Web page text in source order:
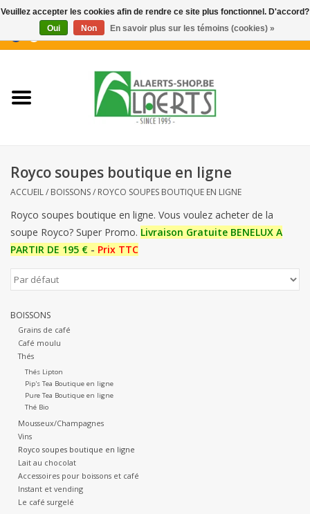
0 Articles - €0,00
Nouveautés
Biscuits pour le café
Confiserie
Botanicals
Bonbons pour la bonbonnière
Produits d'hygiène
Cadeaux d'entreprise
Royco soupes boutique en ligne
ACCUEIL/ BOISSONS/ ROYCO SOUPES BOUTIQUE EN LIGNE
Royco soupes boutique en ligne. Vous voulez acheter de la
soupe Royco? Super Promo. Livraison Gratuite BENELUX A
PARTIR DE 195 € - Prix TTC
BOISSONS
Grains de café
Café moulu
Thés
Thés Lipton
Pip's Tea Boutique en ligne
Pure Tea Boutique en ligne
Thé Bio
Mousseux/Champagnes
Vins
Royco soupes boutique en ligne
Lait au chocolat
Accessoires pour boissons et café
Instant et vending
Le café surgelé
Veuillez accepter les cookies afin de rendre ce site plus fonctionnel. D'accord?
Oui
Non En savoir plus sur les témoins (cookies) »